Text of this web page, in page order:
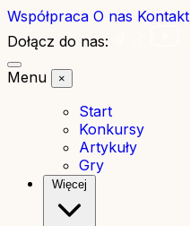
Współpraca O nas Kontakt
Dołącz do nas:
Menu
×
Start
Konkursy
Artykuły
Gry
Więcej